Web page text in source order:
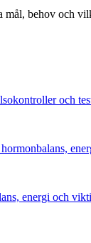
mål, behov och
och
energi och